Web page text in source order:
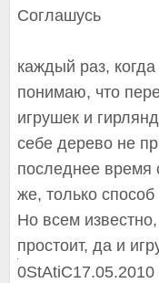
Соглашусь
каждый раз,
понимаю, что
игрушек и
себе дерево не
последнее время
же, только
Но всем
простоит, да и
0StAtiC17.05.2010